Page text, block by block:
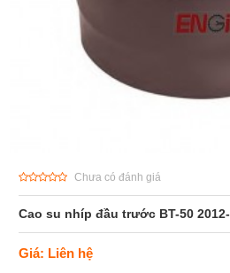
Chưa có đánh giá
Cao su nhíp đầu trước BT-50 2012-
Giá: Liên hệ